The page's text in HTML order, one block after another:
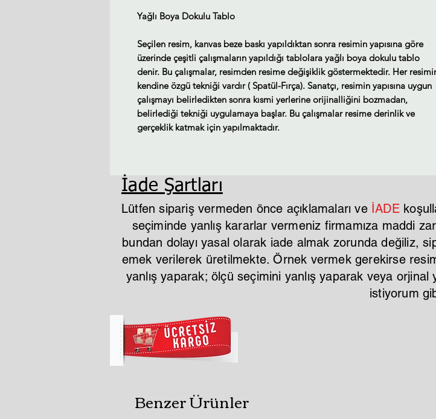
Yağlı Boya Dokulu Tablo
Seçilen resim, kanvas beze baskı yapıldıktan sonra resimin yapısına göre
üzerinde çeşitli çalışmaların yapıldığı tablolara yağlı boya dokulu tablo
denir. Bu çalışmalar, resimden resime değişiklik göstermektedir. Her
kendine özgü tekniği vardır ( Spatül-Fırça). Sanatçı, resimin yapısına uygun
çalışmayı belirledikten sonra kısmi yerlerine orijinalliğini bozmadan,
belirlediği tekniği uygulamaya başlar. Bu çalışmalar resime derinlik ve
gerçeklik katmak için yapılmaktadır.
İade Şartları
Lütfen sipariş vermeden önce açıklamaları ve İADE
seçiminde yanlış kararlar vermeniz firmamıza maddi
bundan dolayı yasal olarak iade almak zorunda değiliz,
emek verilerek üretilmekte. Örnek vermek gerekirse
yanlış yaparak; ölçü seçimini yanlış yaparak veya orjinal
istiyorum
Benzer Ürünler